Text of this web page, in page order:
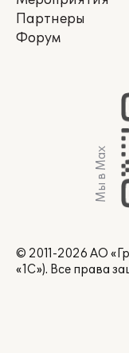
Партнеры
Форум
Мы в Max
© 2011-2026 АО
«1С»). Все права